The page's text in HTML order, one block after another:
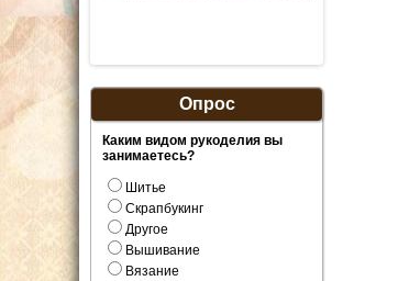
Опрос
Каким видом рукоделия вы
занимаетесь?
Шитье
Скрапбукинг
Другое
Вышивание
Вязание